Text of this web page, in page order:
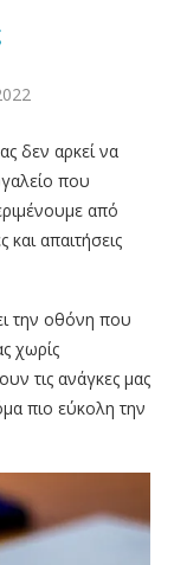
δεν αρκεί να
που
από
απαιτήσεις
την οθόνη που
χωρίς
τις ανάγκες μας
πιο εύκολη την